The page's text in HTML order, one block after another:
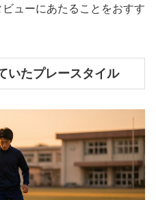
ューにあたることをおすす
いたプレースタイル